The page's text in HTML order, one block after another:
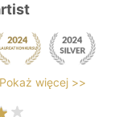
Pokaż więcej >>